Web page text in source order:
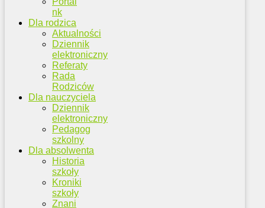
nk
Dla rodzica
Aktualności
Dziennik
elektroniczny
Referaty
Rada
Rodziców
Dla nauczyciela
Dziennik
elektroniczny
Pedagog
szkolny
Dla absolwenta
Historia
szkoły
Kroniki
szkoły
Znani